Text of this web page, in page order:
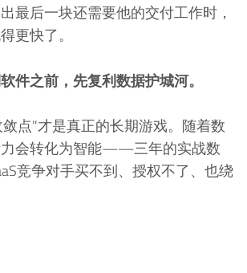
最后一块还需要他的交付工作时，
更快了。
件之前，先复利数据护城河。
点"才是真正的长期游戏。随着数
会转化为智能——三年的实战数
竞争对手买不到、授权不了、也绕